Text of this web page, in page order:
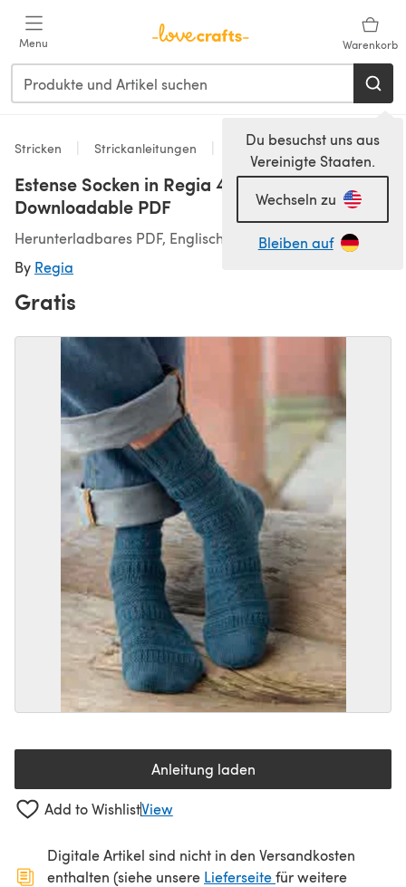
Menu Warenkorb
Du besuchst uns aus
Vereinigte Staaten.
Wechseln zu
Bleiben auf
Stricken Strickanleitungen Socken
Estense Socken in Regia 4 Ply - 7265 -
Downloadable PDF
Herunterladbares PDF, Englisch, Deutsch
By Regia
Gratis
Anleitung laden(öffnet sich in einem neuen
Add to WishlistView
Digitale Artikel sind nicht in den Versandkosten
enthalten (siehe unsere Lieferseite(öffnet sich in
für weitere